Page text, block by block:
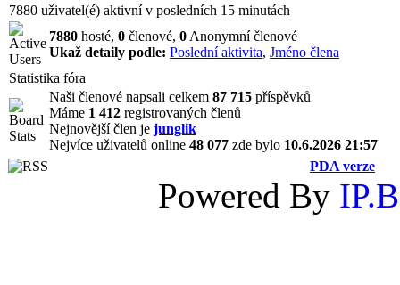
7880 uživatel(é) aktivní v posledních 15 minutách
7880 hosté, 0 členové, 0 Anonymní členové
Ukaž detaily podle: Poslední aktivita, Jméno člena
Statistika fóra
Naši členové napsali celkem 87 715 příspěvků
Máme 1 412 registrovaných členů
Nejnovější člen je junglik
Nejvíce uživatelů online 48 077 zde bylo 10.6.2026 21:57
PDA verze
Powered By